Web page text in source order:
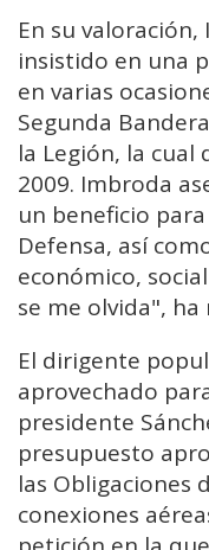
En su
insistido en una
en varias
Segunda
la Legión, la cual
2009. Imbroda
un beneficio
Defensa, así
económico,
se me olvida", ha
El dirigente
aprovechado
presidente
presupuesto
las Obligaciones
conexiones